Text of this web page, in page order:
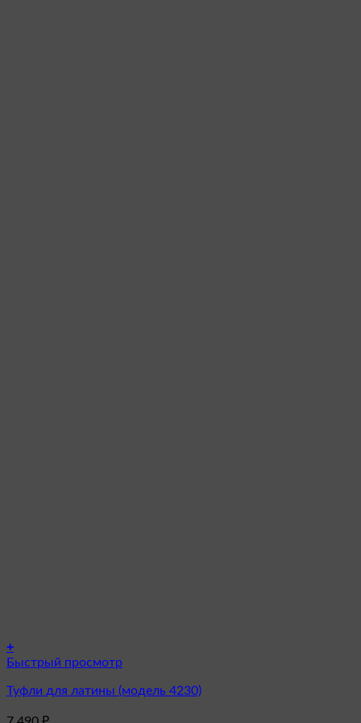
+
Этот
имеет
Быстрый просмотр
Туфли для латины (модель 4230)